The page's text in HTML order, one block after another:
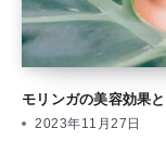
モリンガの美容効果と
2023年11月27日